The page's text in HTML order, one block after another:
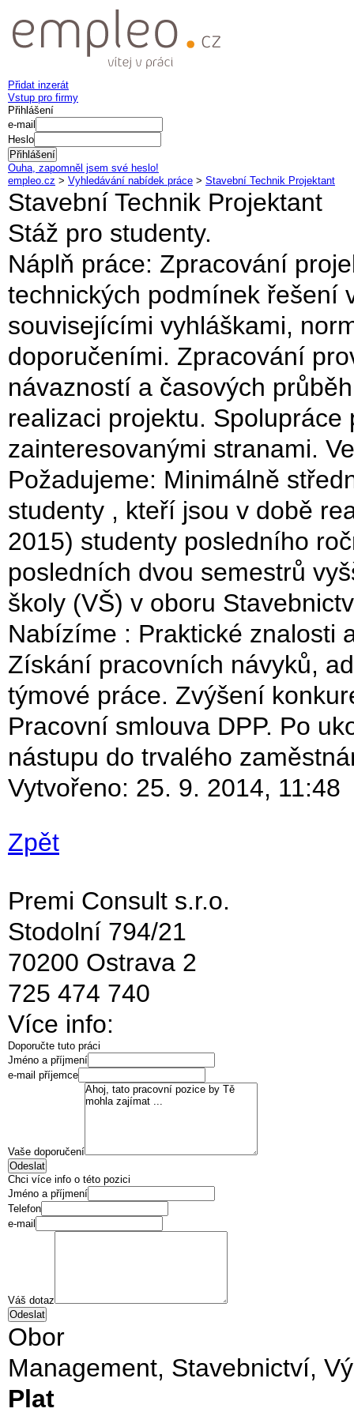
Přidat inzerát
Vstup pro firmy
Přihlášení
e-mail
Heslo
Ouha, zapomněl jsem své heslo!
empleo.cz > Vyhledávání nabídek práce > Stavební Technik Projektant
Stavební Technik Projektant
Stáž pro studenty.
Náplň práce: Zpracování
technických podmínek řešení
souvisejícími vyhláškami,
doporučeními. Zpracování
návazností a časových
realizaci projektu.
zainteresovanými stranami.
Požadujeme: Minimálně
studenty , kteří jsou v době
2015) studenty posledního
posledních dvou semestrů
školy (VŠ) v oboru
Nabízíme : Praktické znalosti
Získání pracovních návyků,
týmové práce. Zvýšení
Pracovní smlouva DPP. Po
nástupu do trvalého
Vytvořeno: 25. 9. 2014, 11:48
Zpět
Premi Consult s.r.o.
Stodolní 794/21
70200 Ostrava 2
725 474 740
Více info:
Doporučte tuto práci
Jméno a příjmení
e-mail příjemce
Vaše doporučení
Chci více info o této pozici
Jméno a příjmení
Telefon
e-mail
Váš dotaz
Obor
Management, Stavebnictví­,
Plat